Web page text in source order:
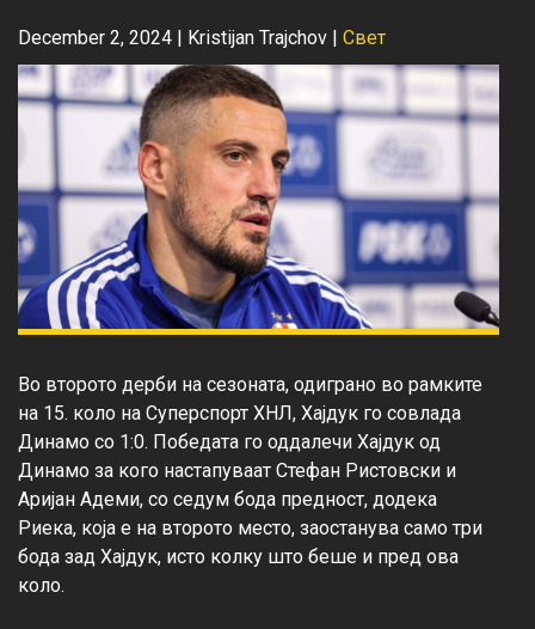
December 2, 2024 | Kristijan Trajchov | Свет
Во второто дерби на сезоната, одиграно во рамките
на 15. коло на Суперспорт ХНЛ, Хајдук го совлада
Динамо со 1:0. Победата го оддалечи Хајдук од
Динамо за кого настапуваат Стефан Ристовски и
Аријан Адеми, со седум бода предност, додека
Риека, која е на второто место, заостанува само три
бода зад Хајдук, исто колку што беше и пред ова
коло.